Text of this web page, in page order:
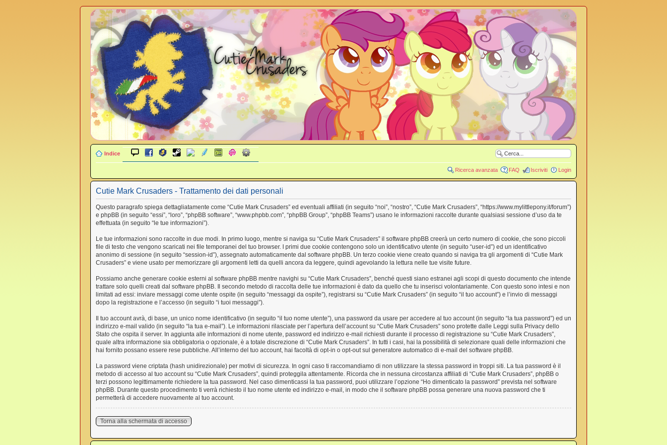
Indice
Ricerca avanzata FAQ Iscriviti Login
Cutie Mark Crusaders - Trattamento dei dati personali
Questo paragrafo spiega dettagliatamente come “Cutie Mark Crusaders” ed eventuali affiliati (in seguito “noi”, “nostro”, “Cutie Mark Crusaders”, “https://www.mylittlepony.it/forum”)
e phpBB (in seguito “essi”, “loro”, “phpBB software”, “www.phpbb.com”, “phpBB Group”, “phpBB Teams”) usano le informazioni raccolte durante qualsiasi sessione d’uso da te
effettuata (in seguito “le tue informazioni”).
Le tue informazioni sono raccolte in due modi. In primo luogo, mentre si naviga su “Cutie Mark Crusaders” il software phpBB creerà un certo numero di cookie, che sono piccoli
file di testo che vengono scaricati nei file temporanei del tuo browser. I primi due cookie contengono solo un identificativo utente (in seguito “user-id”) ed un identificativo
anonimo di sessione (in seguito “session-id”), assegnato automaticamente dal software phpBB. Un terzo cookie viene creato quando si naviga tra gli argomenti di “Cutie Mark
Crusaders” e viene usato per memorizzare gli argomenti letti da quelli ancora da leggere, quindi agevolando la lettura nelle tue visite future.
Possiamo anche generare cookie esterni al software phpBB mentre navighi su “Cutie Mark Crusaders”, benché questi siano estranei agli scopi di questo documento che intende
trattare solo quelli creati dal software phpBB. Il secondo metodo di raccolta delle tue informazioni è dato da quello che tu inserisci volontariamente. Con questo sono intesi e non
limitati ad essi: inviare messaggi come utente ospite (in seguito “messaggi da ospite”), registrarsi su “Cutie Mark Crusaders” (in seguito “il tuo account”) e l’invio di messaggi
dopo la registrazione e l’accesso (in seguito “i tuoi messaggi”).
Il tuo account avrà, di base, un unico nome identificativo (in seguito “il tuo nome utente”), una password da usare per accedere al tuo account (in seguito “la tua password”) ed un
indirizzo e-mail valido (in seguito “la tua e-mail”). Le informazioni rilasciate per l’apertura dell’account su “Cutie Mark Crusaders” sono protette dalle Leggi sulla Privacy dello
Stato che ospita il server. In aggiunta alle informazioni di nome utente, password ed indirizzo e-mail richiesti durante il processo di registrazione su “Cutie Mark Crusaders”,
quale altra informazione sia obbligatoria o opzionale, è a totale discrezione di “Cutie Mark Crusaders”. In tutti i casi, hai la possibilità di selezionare quali delle informazioni che
hai fornito possano essere rese pubbliche. All’interno del tuo account, hai facoltà di opt-in o opt-out sul generatore automatico di e-mail del software phpBB.
La password viene criptata (hash unidirezionale) per motivi di sicurezza. In ogni caso ti raccomandiamo di non utilizzare la stessa password in troppi siti. La tua password è il
metodo di accesso al tuo account su “Cutie Mark Crusaders”, quindi proteggila attentamente. Ricorda che in nessuna circostanza affiliati di “Cutie Mark Crusaders”, phpBB o
terzi possono legittimamente richiedere la tua password. Nel caso dimenticassi la tua password, puoi utilizzare l’opzione “Ho dimenticato la password” prevista nel software
phpBB. Durante questo procedimento ti verrà richiesto il tuo nome utente ed indirizzo e-mail, in modo che il software phpBB possa generare una nuova password che ti
permetterà di accedere nuovamente al tuo account.
Torna alla schermata di accesso